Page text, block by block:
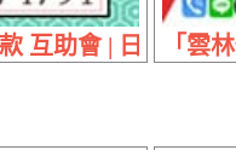
互助會 | 日付最低
「雲